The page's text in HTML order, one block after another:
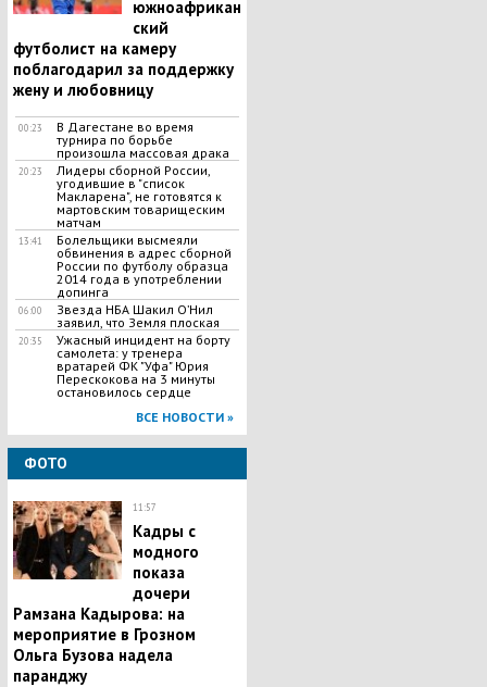
южноафрикан
ский
футболист на камеру
поблагодарил за поддержку
жену и любовницу
00:23
В Дагестане во время
турнира по борьбе
произошла массовая драка
20:23
Лидеры сборной России,
угодившие в "список
Макларена", не готовятся к
мартовским товарищеским
матчам
13:41
Болельщики высмеяли
обвинения в адрес сборной
России по футболу образца
2014 года в употреблении
допинга
06:00
Звезда НБА Шакил О’Нил
заявил, что Земля плоская
20:35
​Ужасный инцидент на борту
самолета: у тренера
вратарей ФК "Уфа" Юрия
Перескокова на 3 минуты
остановилось сердце
ВСЕ НОВОСТИ »
ФОТО
11:57
Кадры с
модного
показа
дочери
Рамзана Кадырова: на
мероприятие в Грозном
Ольга Бузова надела
паранджу